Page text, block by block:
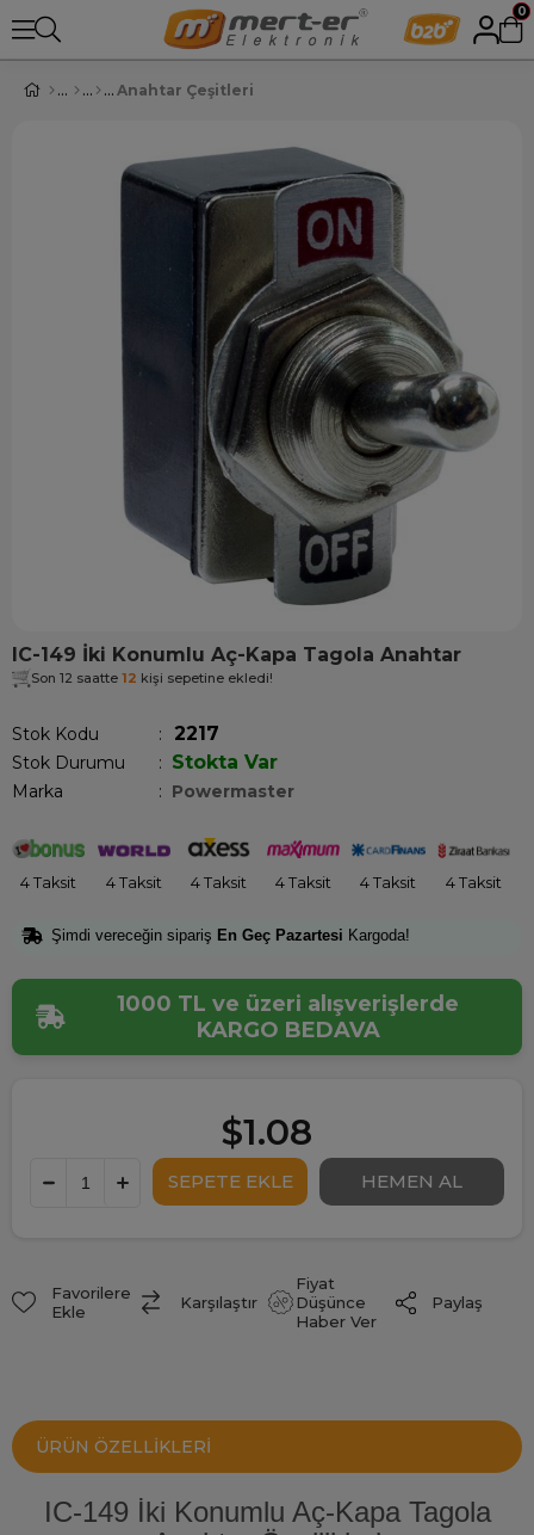
0
Anahtar Çeşitleri
IC-149 İki Konumlu Aç-Kapa Tagola Anahtar
Son 12 saatte 12 kişi sepetine ekledi!
Stok Kodu 2217
Stok Durumu : Stokta Var
Marka : Powermaster
4 Taksit 4 Taksit 4 Taksit 4 Taksit 4 Taksit 4 Taksit
Şimdi vereceğin sipariş En Geç Pazartesi Kargoda!
1000 TL ve üzeri alışverişlerde
KARGO BEDAVA
$1.08
Favorilere
Ekle
Karşılaştır
Fiyat
Düşünce
Haber Ver
Paylaş
ÜRÜN ÖZELLIKLERI
IC-149 İki Konumlu Aç-Kapa Tagola